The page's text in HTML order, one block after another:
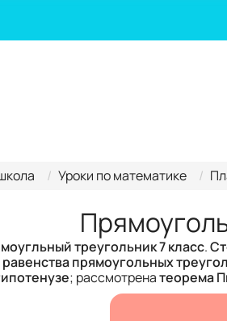
Уроки по математике
треугольник 7 класс.
прямоугольных
; рассмотренатеорема